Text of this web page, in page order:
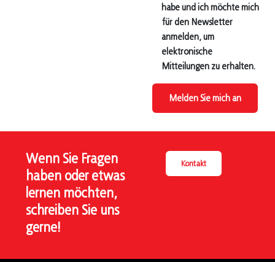
habe und ich möchte mich
für den Newsletter
anmelden, um
elektronische
Mitteilungen zu erhalten.
Melden Sie mich an
Wenn Sie Fragen
haben oder etwas
lernen möchten,
schreiben Sie uns
gerne!
Kontakt